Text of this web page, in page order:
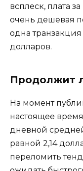
всплеск, плата
очень дешевая
одна транзакция
долларов.
Продолжит
На момент
настоящее
дневной
равной 2,14
переломить